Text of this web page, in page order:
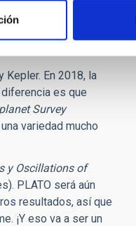
deducimos cómo
En 2018, la
es que
Survey
variedad mucho
y Oscillations of
PLATO será aún
resultados, así que
¡Y eso va a ser un